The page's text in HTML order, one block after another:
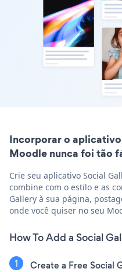
Incorporar o
Moodle nunca foi tão
Crie seu aplicativo Social
combine com o estilo e as
Gallery à sua página,
onde você quiser no seu
How To Add a Social
Create a Free Social